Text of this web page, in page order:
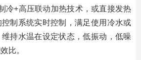
冷+高压联动加热技术，或直接发热
制系统实时控制，满足使用冷水或
持水温在设定状态，低振动，低噪
比。